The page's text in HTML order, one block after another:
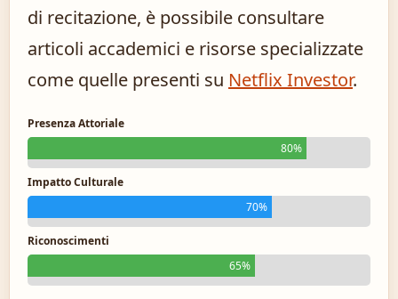
di recitazione, è possibile consultare
articoli accademici e risorse specializzate
come quelle presenti su Netflix Investor.
Presenza Attoriale
80%
Impatto Culturale
70%
Riconoscimenti
65%